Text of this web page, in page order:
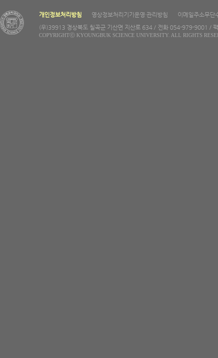
개인정보처리방침 영상정보처리기기운영·관리방침
이메일주소무단
(우)39913 경상북도 칠곡군 기산면 지산로 634 / 전화 054-979-9001 /
COPYRIGHTⓒ KYOUNGBUK SCIENCE UNIVERSITY. ALL RIGHTS